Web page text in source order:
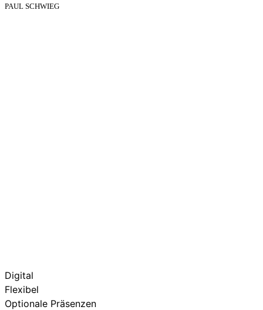
PAUL SCHWIEG
Digital
Flexibel
Optionale Präsenzen